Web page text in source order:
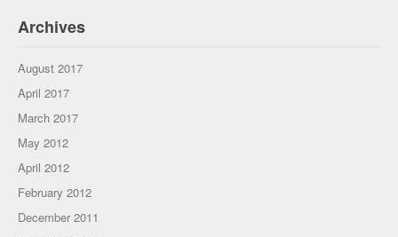
Archives
August 2017
April 2017
March 2017
May 2012
April 2012
February 2012
December 2011